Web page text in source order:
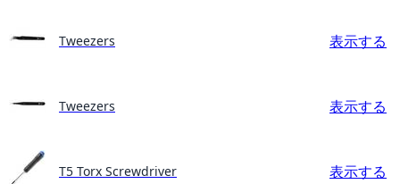
Tweezers 表示する
Tweezers 表示する
T5 Torx Screwdriver 表示する